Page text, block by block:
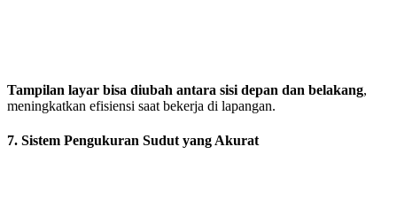
Tampilan layar bisa diubah antara sisi depan dan belakang,
meningkatkan efisiensi saat bekerja di lapangan.
7. Sistem Pengukuran Sudut yang Akurat